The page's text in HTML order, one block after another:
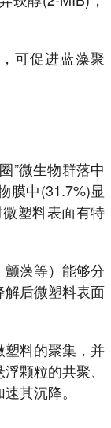
可促进蓝藻聚
”微生物群落中
膜中(31.7%)显
塑料表面有特
藻等）能够分
后微塑料表面
料的聚集，并
颗粒的共聚、
其沉降。